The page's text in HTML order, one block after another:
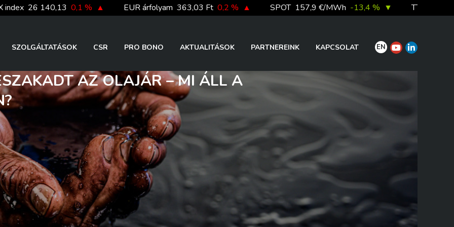
0,1 % ▲ EUR árfolyam 363,03 Ft 0,2 % ▲ SPOT 157,9 €/MWh -13,4 % ▼ TTF DA 56,1 €/MWh
SZOLGÁLTATÁSOK CSR PRO BONO AKTUALITÁSOK PARTNEREINK KAPCSOLAT EN
AZ OLAJÁR – MI ÁLL A